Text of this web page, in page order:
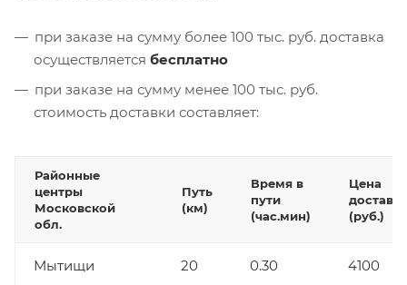
при заказе на сумму более 100 тыс. руб. доставка
осуществляется бесплатно
при заказе на сумму менее 100 тыс. руб.
стоимость доставки составляет:
Районные
центры
Московской
обл.
Путь
(км)
Время в
пути
(час.мин)
Цена
(руб.)
Мытищи 20 0.30 4100